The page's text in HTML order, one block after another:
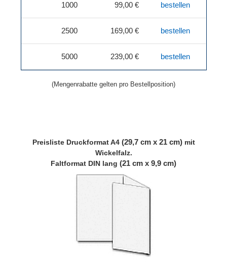
1000 99,00 € bestellen
2500 169,00 € bestellen
5000 239,00 € bestellen
(Mengenrabatte gelten pro Bestellposition)
Preisliste Druckformat A4 (29,7 cm x 21 cm)mit
Wickelfalz.
Faltformat DIN lang (21 cm x 9,9 cm)